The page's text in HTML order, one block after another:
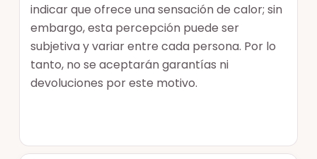
indicar que ofrece una sensación de calor; sin
embargo, esta percepción puede ser
subjetiva y variar entre cada persona. Por lo
tanto, no se aceptarán garantías ni
devoluciones por este motivo.